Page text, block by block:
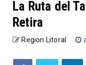
La Ruta del
Retira
Region Litoral